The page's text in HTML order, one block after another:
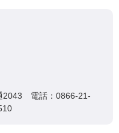
2043 電話：0866-21-